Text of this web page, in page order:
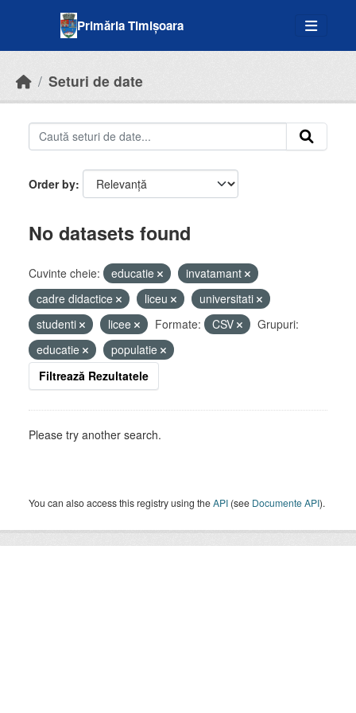
Primăria Timișoara
Seturi de date
Order by
No datasets found
Cuvinte cheie: educatie
invatamant
cadre didactice
liceu
universitati
studenti
licee Formate: CSV
Grupuri:
educatie
populatie
Filtrează Rezultatele
Please try another search.
You can also access this registry using theAPI (see Documente API).